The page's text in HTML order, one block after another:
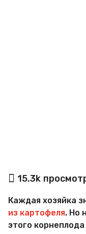
а
в
о
р
М
и
15.3k
Каждая хозяйка
из картофеля. Но
этого